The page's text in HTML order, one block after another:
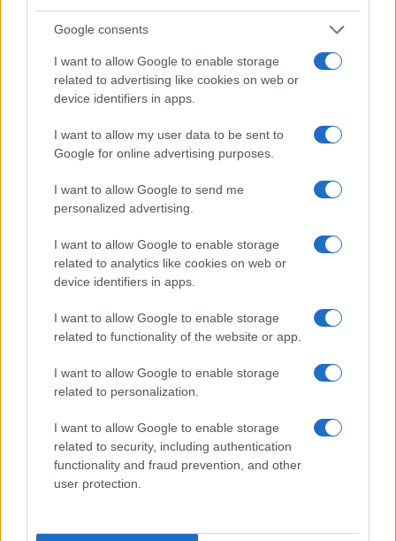
Google consents
I want to allow Google to enable storage
related to advertising like cookies on web or
device identifiers in apps.
I want to allow my user data to be sent to
Google for online advertising purposes.
I want to allow Google to send me
personalized advertising.
I want to allow Google to enable storage
related to analytics like cookies on web or
device identifiers in apps.
I want to allow Google to enable storage
related to functionality of the website or app.
I want to allow Google to enable storage
related to personalization.
I want to allow Google to enable storage
related to security, including authentication
functionality and fraud prevention, and other
user protection.
Brent cae un 8.3% y arrastra a las materias primas en agosto
Lucía Herrera · 6 Ago 2026
El petróleo Brent cae un 8.46% y arrastra a las materias
COTIZACIONES CRYPTO